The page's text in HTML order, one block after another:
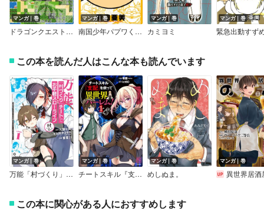
マンガ｜巻
ドラゴンクエスト4コママンガ劇場 ニセ勇者本
マンガ｜巻
南国少年パプワくん PERFECT
マンガ｜巻
カミヨミ
マンガ｜巻
この本を読んだ人はこんな本も読んでいます
マンガ｜巻
万能「村づくり」チートでお手軽スローライフ ～村ですが何か？～（コミック）【デジタル版限定特典付き】
マンガ｜巻
チートスキル『支配』を使って異世界ハーレム！
マンガ｜巻
めしぬま。
マンガ｜巻
異世界居酒屋「の
この本に関心がある人におすすめします